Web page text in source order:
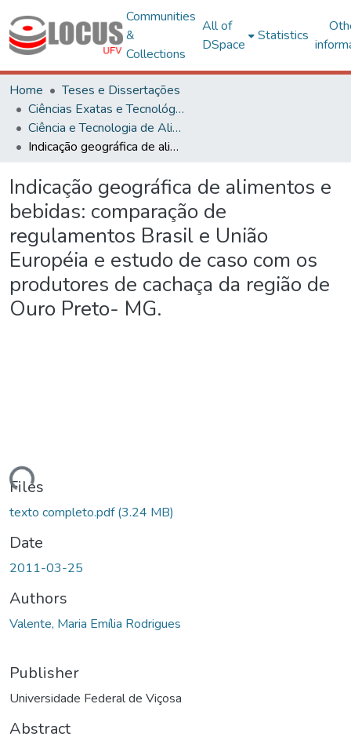
Communities
&
Collections
All of
DSpace
Statistics
Home
Teses e Dissertações
Ciências Exatas e Tecnológicas
Ciência e Tecnologia de Alimentos
Indicação geográfica de alimentos e bebidas: comparação de regulamentos Brasil e União Européia e estudo de caso com os produtores de cachaça da região de Ouro Preto- MG.
Indicação geográfica de alimentos e
bebidas: comparação de
regulamentos Brasil e União
Européia e estudo de caso com os
produtores de cachaça da região de
Ouro Preto- MG.
Files
texto completo.pdf(3.24 MB)
Date
2011-03-25
Authors
Valente, Maria Emília Rodrigues
Publisher
Universidade Federal de Viçosa
Abstract